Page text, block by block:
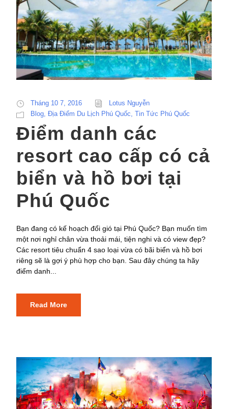
Tháng 10 7, 2016
Lotus Nguyễn
Blog Địa Điểm Du Lịch Phú Quốc Tin Tức Phú Quốc
Điểm danh các
resort cao cấp có cả
biển và hồ bơi tại
Phú Quốc
Bạn đang có kế hoạch đổi gió tại Phú Quốc? Bạn muốn tìm
một nơi nghỉ chân vừa thoải mái, tiện nghi và có view đẹp?
Các resort tiêu chuẩn 4 sao loại vừa có bãi biển và hồ bơi
riêng sẽ là gợi ý phù hợp cho bạn. Sau đây chúng ta hãy
điểm danh...
Read More